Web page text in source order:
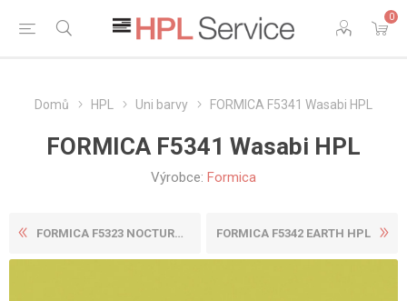
0
Domů HPL Uni barvy FORMICA F5341 Wasabi HPL
FORMICA F5341 Wasabi HPL
Výrobce: Formica
FORMICA F5323 NOCTURNE HPL FORMICA F5342 EARTH HPL